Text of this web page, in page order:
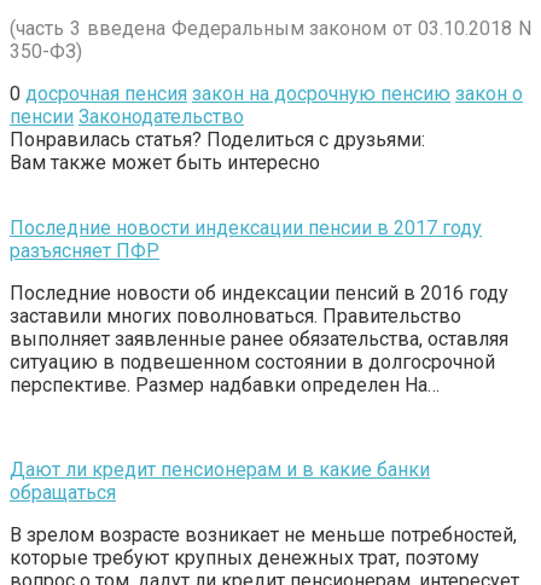
(часть 3 введена Федеральным законом от 03.10.2018 N
350-ФЗ)
0 досрочная пенсия закон на досрочную пенсию закон о
пенсии Законодательство
Понравилась статья? Поделиться с друзьями:
Вам также может быть интересно
Последние новости индексации пенсии в 2017 году
разъясняет ПФР
Последние новости об индексации пенсий в 2016 году
заставили многих поволноваться. Правительство
выполняет заявленные ранее обязательства, оставляя
ситуацию в подвешенном состоянии в долгосрочной
перспективе. Размер надбавки определен На…
Дают ли кредит пенсионерам и в какие банки
обращаться
В зрелом возрасте возникает не меньше потребностей,
которые требуют крупных денежных трат, поэтому